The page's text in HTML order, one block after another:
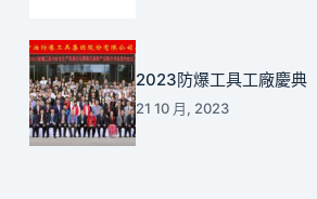
2023防爆工具工廠慶典
21 10 月, 2023